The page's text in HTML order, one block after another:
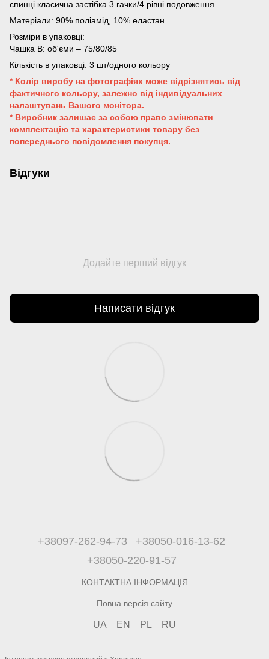
спинці класична застібка 3 гачки/4 рівні подовження.
Матеріали: 90% поліамід, 10% еластан
Розміри в упаковці:
Чашка B: об'єми – 75/80/85
Кількість в упаковці: 3 шт/одного кольору
* Колір виробу на фотографіях може відрізнятись від
фактичного кольору, залежно від індивідуальних
налаштувань Вашого монітора.
* Виробник залишає за собою право змінювати
комплектацію та характеристики товару без
попереднього повідомлення покупця.
Відгуки
Додайте перший відгук
Написати відгук
+38097-262-94-73
+38050-016-13-62
+38050-220-91-57
КОНТАКТНА ІНФОРМАЦІЯ
Повна версія сайту
UA EN PL RU